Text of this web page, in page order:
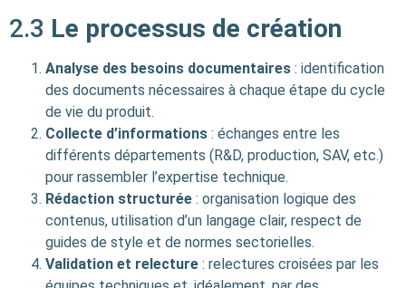
2.3 Le processus de création
Analyse des besoins documentaires : identification
des documents nécessaires à chaque étape du cycle
de vie du produit.
Collecte d’informations : échanges entre les
différents départements (R&D, production, SAV, etc.)
pour rassembler l’expertise technique.
Rédaction structurée : organisation logique des
contenus, utilisation d’un langage clair, respect de
guides de style et de normes sectorielles.
Validation et relecture : relectures croisées par les